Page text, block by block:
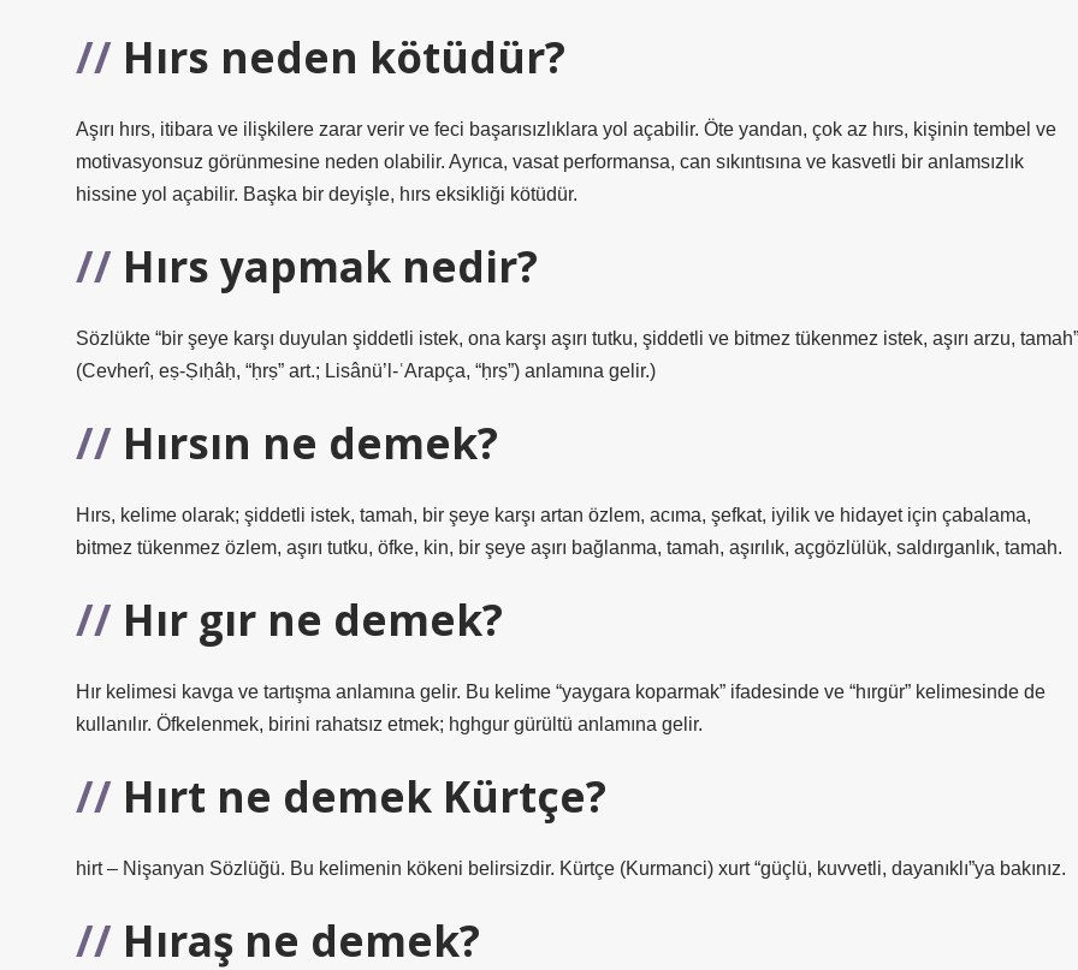
Hırs neden kötüdür?
Aşırı hırs, itibara ve ilişkilere zarar verir ve feci başarısızlıklara yol açabilir. Öte yandan, çok az hırs, kişinin tembel ve
motivasyonsuz görünmesine neden olabilir. Ayrıca, vasat performansa, can sıkıntısına ve kasvetli bir anlamsızlık
hissine yol açabilir. Başka bir deyişle, hırs eksikliği kötüdür.
Hırs yapmak nedir?
Sözlükte “bir şeye karşı duyulan şiddetli istek, ona karşı aşırı tutku, şiddetli ve bitmez tükenmez istek, aşırı arzu, tamah”
(Cevherî, eṣ-Ṣıḥâḥ, “ḥrṣ” art.; Lisânü’l-ʿArapça, “ḥrṣ”) anlamına gelir.)
Hırsın ne demek?
Hırs, kelime olarak; şiddetli istek, tamah, bir şeye karşı artan özlem, acıma, şefkat, iyilik ve hidayet için çabalama,
bitmez tükenmez özlem, aşırı tutku, öfke, kin, bir şeye aşırı bağlanma, tamah, aşırılık, açgözlülük, saldırganlık, tamah.
Hır gır ne demek?
Hır kelimesi kavga ve tartışma anlamına gelir. Bu kelime “yaygara koparmak” ifadesinde ve “hırgür” kelimesinde de
kullanılır. Öfkelenmek, birini rahatsız etmek; hghgur gürültü anlamına gelir.
Hırt ne demek Kürtçe?
hirt – Nişanyan Sözlüğü. Bu kelimenin kökeni belirsizdir. Kürtçe (Kurmanci) xurt “güçlü, kuvvetli, dayanıklı”ya bakınız.
Hıraş ne demek?